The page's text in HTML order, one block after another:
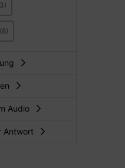
Audio
Antwort